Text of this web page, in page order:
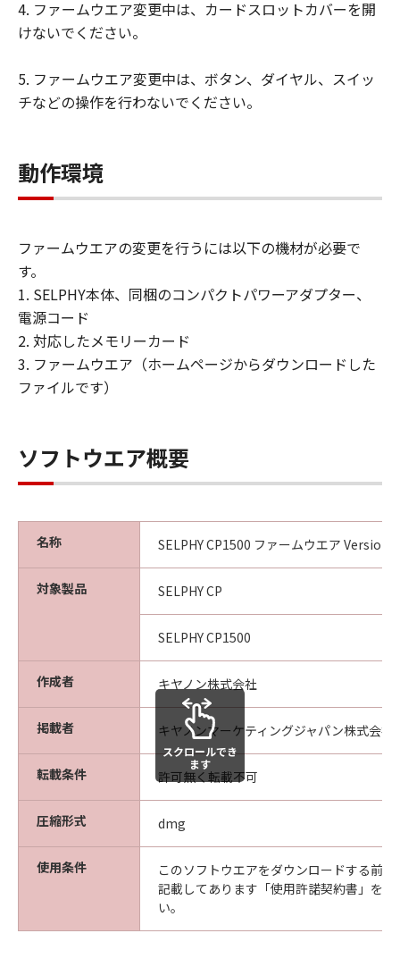
キヤノン、キヤノンの子会社、キヤノンの
関連会社、それらの販売代理店および販売
「許諾ソフトウェア」のメンテナンスおよ
びお客様による「許諾ソフトウェア」の使
正またはサポートの提供ついて、いかなる
責任も負うものではありません。
お客様は、日本国政府または該当国の政府
諾ソフトウェア」の全部または一部を、直
接または間接に輸出してはなりません。
保証の否認・免責
(1) 「許諾ソフトウェア」は、『現状有
社、それらの販売代理店または販売店、な
らびにキヤノンのライセンサーは、｢許諾
定の目的への適合性の保証または「許諾ソ
フトウェア」に欠陥がないことを含め、い
かなる保証も、明示たると黙示たるとを問
わず一切しないものとします。
(2) キヤノン、キヤノンの子会社、キヤノン
の関連会社、それらの販売代理店または販
売店、ならびにキヤノンのライセンサー
は、「許諾ソフトウェア」の使用または使
用不能から生ずるいかなる損害（逸失利益
およびその他の派生的または付随的な損害
を含むがこれらに限定されない全ての損害
をいいます。）について、適用法で認めら
れる限り、一切の責任を負わないものとし
ます。
たとえ、キヤノン、キヤノンの子会社、キ
ヤノンの関連会社、それらの販売代理店ま
たは販売店、ならびにキヤノンのライセン
サーがかかる損害の可能性について知らさ
れていた場合でも同様です。
4. ファームウエア変更中は、カードスロットカバーを開
けないでください。
5. ファームウエア変更中は、ボタン、ダイヤル、スイッ
チなどの操作を行わないでください。
動作環境
ファームウエアの変更を行うには以下の機材が必要で
す。
1. SELPHY本体、同梱のコンパクトパワーアダプター、
電源コード
2. 対応したメモリーカード
3. ファームウエア（ホームページからダウンロードした
ファイルです）
ソフトウエア概要
名称 SELPHY CP1500 ファームウエア Version
対象製品 SELPHY CP
SELPHY CP1500
作成者 キヤノン株式会社
掲載者 キヤノンマーケティングジャパン株式会社
転載条件 許可無く転載不可
圧縮形式 dmg
使用条件
このソフトウエアをダウンロードする前
記載してあります「使用許諾契約書」を
い。
スクロールでき
ます